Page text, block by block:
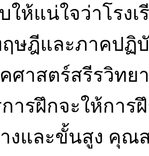
ให้แน่ใจว่าโรง
ษฎีและภาคปฏิ
ศาสตร์สรีรวิท
ารฝึกจะให้กา
งและขั้นสูง คุณ